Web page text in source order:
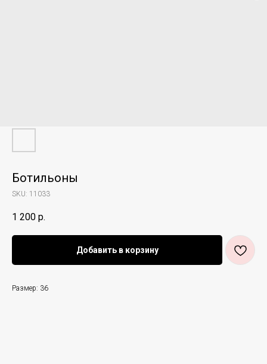
Ботильоны
SKU: 11033
1 200 р.
Добавить в корзину
Размер: 36